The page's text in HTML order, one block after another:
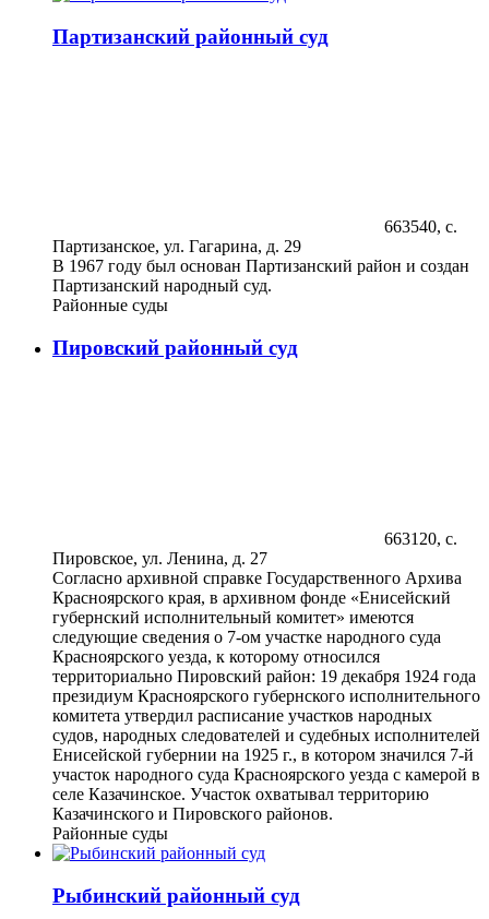
Партизанский районный суд
663540, с.
Партизанское, ул. Гагарина, д. 29
В 1967 году был основан Партизанский район и создан
Партизанский народный суд.
Районные суды
Пировский районный суд
663120, с.
Пировское, ул. Ленина, д. 27
Согласно архивной справке Государственного Архива
Красноярского края, в архивном фонде «Енисейский
губернский исполнительный комитет» имеются
следующие сведения о 7-ом участке народного суда
Красноярского уезда, к которому относился
территориально Пировский район: 19 декабря 1924 года
президиум Красноярского губернского исполнительного
комитета утвердил расписание участков народных
судов, народных следователей и судебных исполнителей
Енисейской губернии на 1925 г., в котором значился 7-й
участок народного суда Красноярского уезда с камерой в
селе Казачинское. Участок охватывал территорию
Казачинского и Пировского районов.
Районные суды
Рыбинский районный суд